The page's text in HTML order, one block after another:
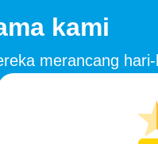
kami
merancang